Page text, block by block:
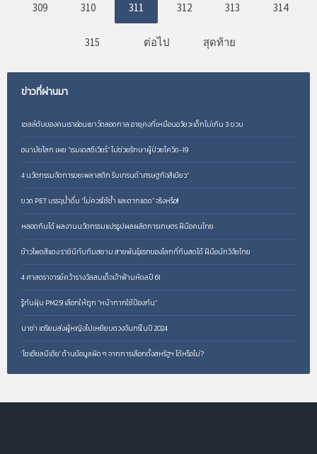
309 310 311 312 313 314
315 ต่อไป สุดท้าย
ข่าวที่ผ่านมา
เซลล์ตับของคนเราอ่อนเยาว์ตลอดกาล อายุคงที่เหมือนอวัยวะเด็กไม่เกิน 3 ขวบ
อนามัยโลก เผย “เรมเดสซีเวียร์” ไม่ช่วยรักษาผู้ป่วยโควิด-19
4 นวัตกรรมจัดการขยะพลาสติก รับเทรนด์“เศรษฐกิจสีเขียว”
ขวด PET บรรจุน้ำดื่ม “ไม่ควรใช้ซ้ำ และตากแดด” จริงหรือ!!
หลอดกินได้ ผลงานนวัตกรรมแปรรูปผลผลิตการเกษตร ฝีมือคนไทย
ข้าวโพดสีแดง ราชินีทับทิมสยาม สายพันธุ์แรกของโลกที่กินสดได้ ฝีมือนักวิจัยไทย
4 ศาสตราจารย์คว้ารางวัลสมเด็จเจ้าฟ้ามหิดลปี 61
รู้ทันฝุ่น PM2.5! เลือกให้ถูก “หน้ากากใช้ป้องกัน”
นาซ่า เตรียมส่งผู้หญิงไปเหยียบดวงจันทร์ในปี 2024
'โซเชียลมีเดีย' ต้านข้อมูลผิด ๆ จากการเลือกตั้งสหรัฐฯ ได้หรือไม่?